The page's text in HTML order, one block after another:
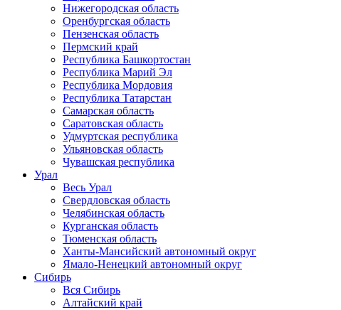
Нижегородская область
Оренбургская область
Пензенская область
Пермский край
Республика Башкортостан
Республика Марий Эл
Республика Мордовия
Республика Татарстан
Самарская область
Саратовская область
Удмуртская республика
Ульяновская область
Чувашская республика
Урал
Весь Урал
Свердловская область
Челябинская область
Курганская область
Тюменская область
Ханты-Мансийский автономный округ
Ямало-Ненецкий автономный округ
Сибирь
Вся Сибирь
Алтайский край